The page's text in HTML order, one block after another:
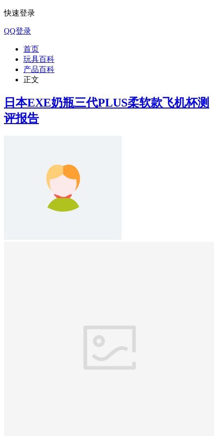
快速登录
QQ登录
首页
玩具百科
产品百科
正文
日本EXE奶瓶三代PLUS柔软款飞机杯测
评报告